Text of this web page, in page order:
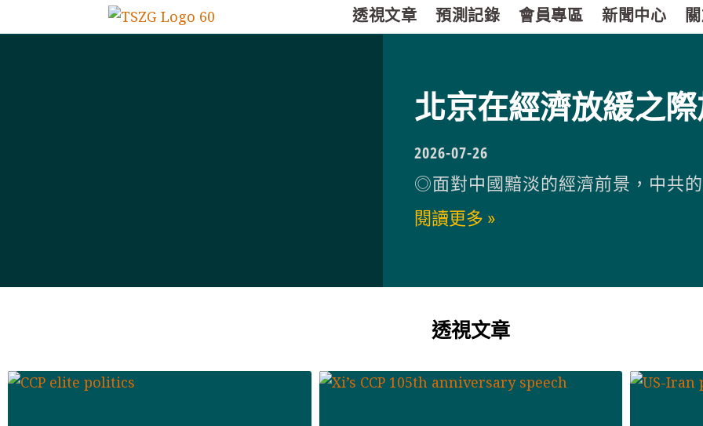
透視文章 預測記錄 會員專區 新聞中心
北京在經濟放緩之
2026-07-26
◎面對中國黯淡的經濟前景，中共
閱讀更多 »
透視文章